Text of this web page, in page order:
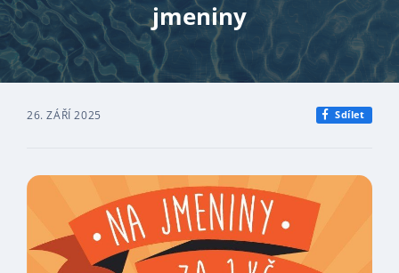
jmeniny
26. ZÁŘÍ 2025 Sdílet